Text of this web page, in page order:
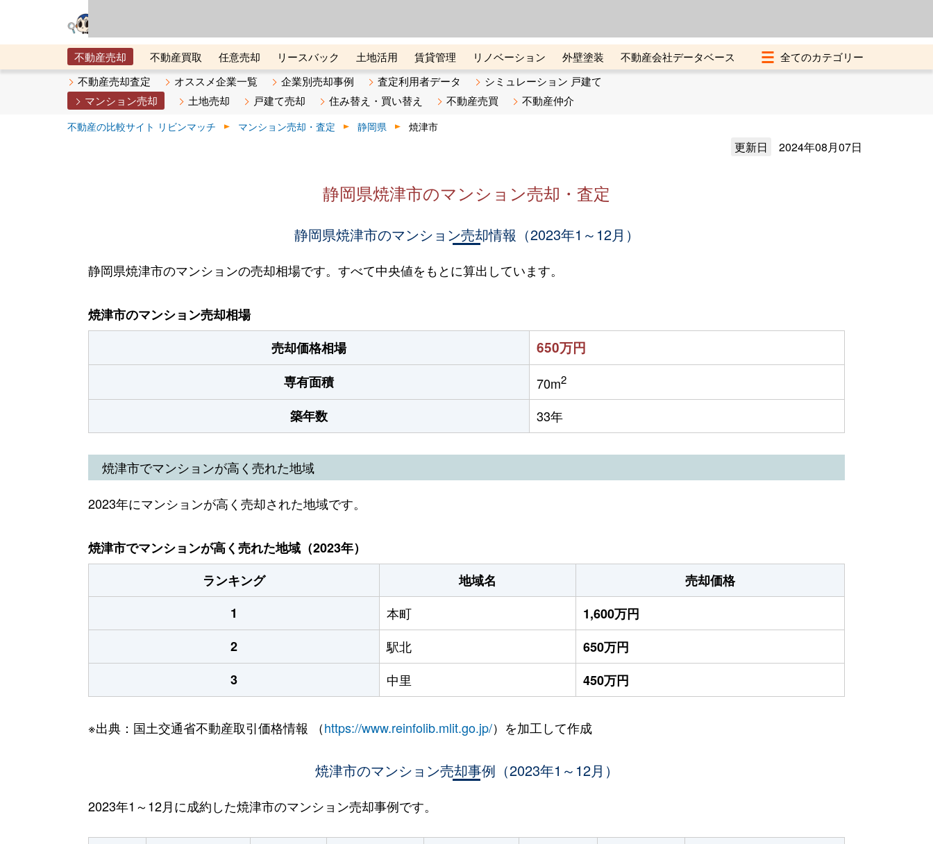
不動産売却 不動産買取 任意売却 リースバック 土地活用 賃貸管理 リノベーション 外壁塗装
不動産会社データベース
メタ住宅展示場
ベスト不動産カンパニー オンライン講座 リビンマガジンBiz 不動産売却ご相談デスク
不動産売却査定 オススメ企業一覧 企業別売却事例 査定利用者データ
シミュレーション 戸建て
マンション売却
土地売却 戸建て売却 住み替え・買い替え 不動産売買 不動産仲介
不動産の比較サイト リビンマッチ マンション売却・査定 静岡県 焼津市
更新日 2024年08月07日
静岡県焼津市のマンション売却・査定
静岡県焼津市のマンション売却情報（2023年1～12月）
静岡県焼津市のマンションの売却相場です。すべて中央値をもとに算出しています。
焼津市のマンション売却相場
売却価格相場
650万円
専有面積 70m2
築年数 33年
焼津市でマンションが高く売れた地域
2023年にマンションが高く売却された地域です。
焼津市でマンションが高く売れた地域（2023年）
ランキング
地域名
売却価格
1
本町
1,600万円
2
駅北
650万円
3
中里 450万円
※出典：国土交通省不動産取引価格情報 （https://www.reinfolib.mlit.go.jp/）を加工して作成
焼津市のマンション売却事例（2023年1～12月）
2023年1～12月に成約した焼津市のマンション売却事例です。